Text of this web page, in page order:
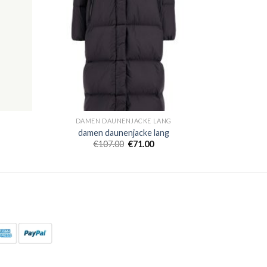
DAMEN DAUNENJACKE LANG
damen daunenjacke lang
€107.00 €71.00